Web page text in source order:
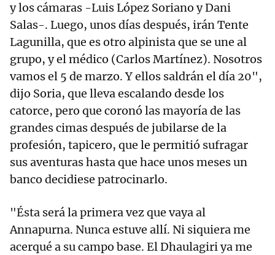
y los cámaras -Luis López Soriano y Dani
Salas-. Luego, unos días después, irán Tente
Lagunilla, que es otro alpinista que se une al
grupo, y el médico (Carlos Martínez). Nosotros
vamos el 5 de marzo. Y ellos saldrán el día 20",
dijo Soria, que lleva escalando desde los
catorce, pero que coronó las mayoría de las
grandes cimas después de jubilarse de la
profesión, tapicero, que le permitió sufragar
sus aventuras hasta que hace unos meses un
banco decidiese patrocinarlo.
"Ésta será la primera vez que vaya al
Annapurna. Nunca estuve allí. Ni siquiera me
acerqué a su campo base. El Dhaulagiri ya me